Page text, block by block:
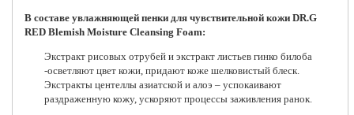
В составе увлажняющей пенки для чувствительной кожи DR.G
RED Blemish Moisture Cleansing Foam:
Экстракт рисовых отрубей и экстракт листьев гинко билоба
-осветляют цвет кожи, придают коже шелковистый блеск.
Экстракты центеллы азиатской и алоэ – успокаивают
раздраженную кожу, ускоряют процессы заживления ранок.